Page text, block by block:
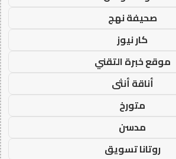
صحيفة نهج
كار نيوز
موقع خبرة التقني
أناقة أنثى
متورخ
مدسن
روتانا تسويق